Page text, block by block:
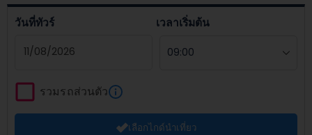
วันที่ทัวร์ เวลาเริ่มต้น
forward
to
interact
รวมรถส่วนตัว
เลือกไกด์นำเที่ยว